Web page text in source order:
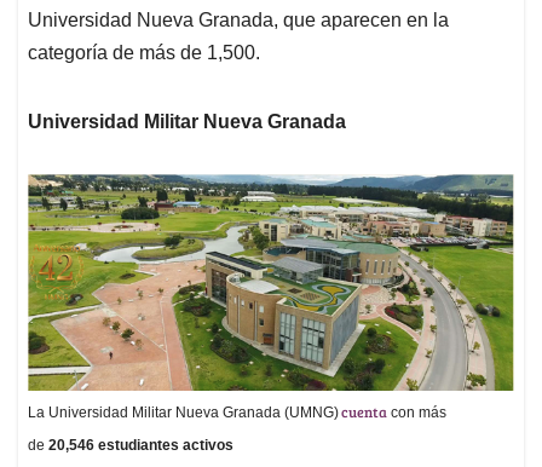
Universidad Nueva Granada, que aparecen en la
categoría de más de 1,500.
Universidad Militar Nueva Granada
La Universidad Militar Nueva Granada (UMNG)cuenta con más
de 20,546 estudiantes activos